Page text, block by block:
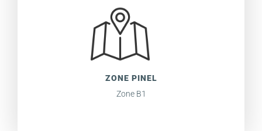
ZONE PINEL
Zone B1